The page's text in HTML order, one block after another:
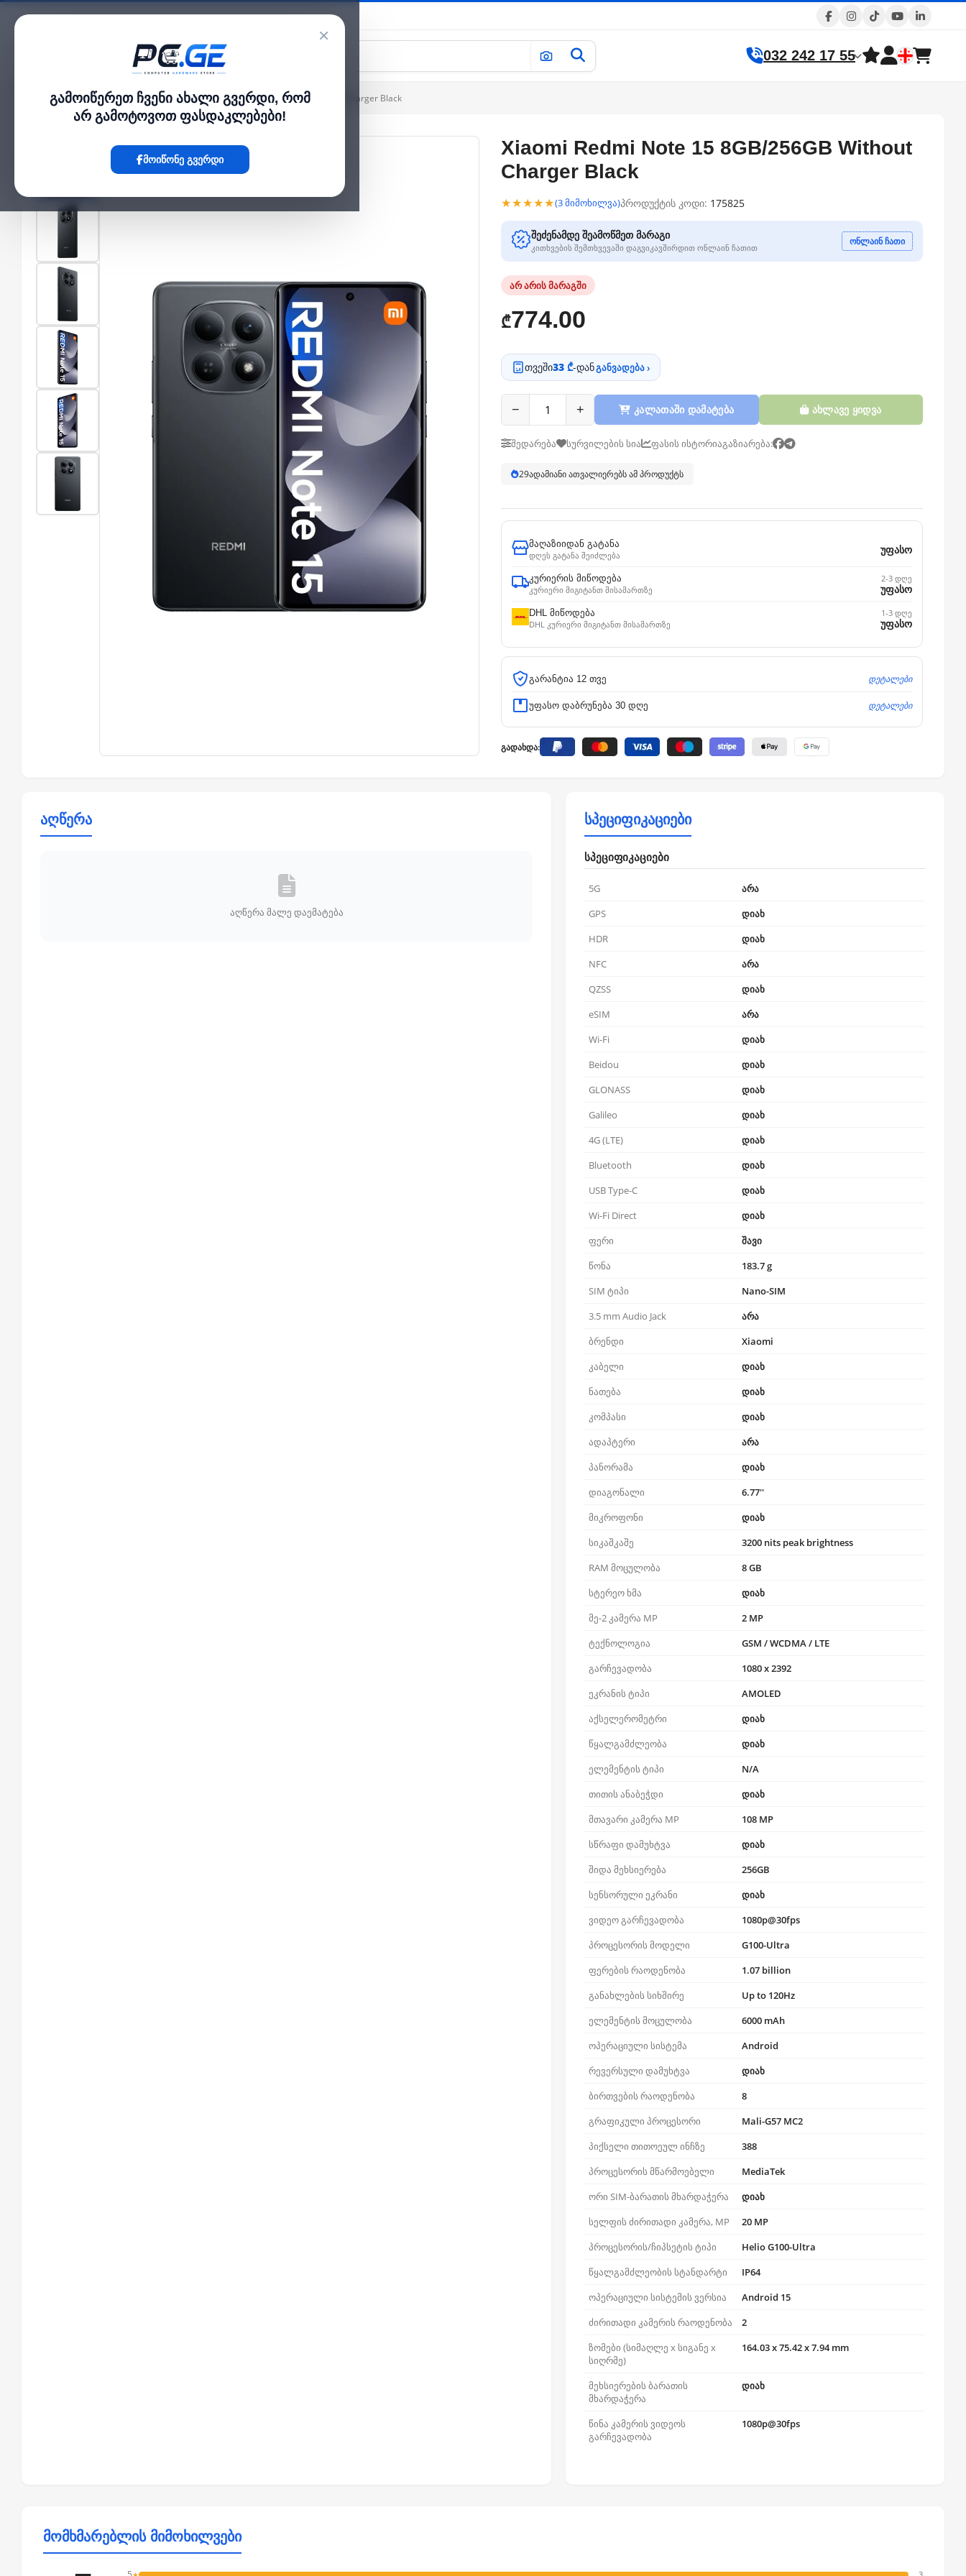
×
გამოიწერეთ ჩვენი ახალი გვერდი, რომ
არ გამოტოვოთ ფასდაკლებები!
მოიწონე გვერდი
კატალოგი 032 242 17 55
მთავარი›ტელეფონი და სმარტფონი›Xiaomi Redmi Note 15 8GB/256GB Without Charger Black
Xiaomi Redmi Note 15 8GB/256GB Without
Charger Black
★★★★★(3 მიმოხილვა)პროდუქტის კოდი: 175825
შეძენამდე შეამოწმეთ მარაგი
კითხვების შემთხვევაში დაგვიკავშირდით ონლაინ ჩათით
ონლაინ ჩათი
არ არის მარაგში
₾774.00
თვეში33 ₾-დანგანვადება ›
− + კალათაში დამატება ახლავე ყიდვა
შედარება სურვილების სია ფასის ისტორიაგაზიარება:
29ადამიანი ათვალიერებს ამ პროდუქტს
მაღაზიიდან გატანა
დღეს გატანა შეიძლება
უფასო
კურიერის მიწოდება
კურიერი მიგიტანთ მისამართზე
2-3 დღე
უფასო
DHL მიწოდება
DHL კურიერი მიგიტანთ მისამართზე
1-3 დღე
უფასო
გარანტია 12 თვე დეტალები
უფასო დაბრუნება 30 დღე დეტალები
გადახდა:
აღწერა
აღწერა მალე დაემატება
სპეციფიკაციები
სპეციფიკაციები
5G
არა
GPS
დიახ
HDR
დიახ
NFC
არა
QZSS
დიახ
eSIM
არა
Wi-Fi
დიახ
Beidou
დიახ
GLONASS
დიახ
Galileo
დიახ
4G (LTE)
დიახ
Bluetooth
დიახ
USB Type-C
დიახ
Wi-Fi Direct
დიახ
ფერი
შავი
წონა
183.7 g
SIM ტიპი
Nano-SIM
3.5 mm Audio Jack
არა
ბრენდი
Xiaomi
კაბელი
დიახ
ნათება
დიახ
კომპასი
დიახ
ადაპტერი
არა
პანორამა
დიახ
დიაგონალი
6.77''
მიკროფონი
დიახ
სიკაშკაშე
3200 nits peak brightness
RAM მოცულობა
8 GB
სტერეო ხმა
დიახ
მე-2 კამერა MP
2 MP
ტექნოლოგია
GSM / WCDMA / LTE
გარჩევადობა
1080 x 2392
ეკრანის ტიპი
AMOLED
აქსელერომეტრი
დიახ
წყალგამძლეობა
დიახ
ელემენტის ტიპი
N/A
თითის ანაბეჭდი
დიახ
მთავარი კამერა MP
108 MP
სწრაფი დამუხტვა
დიახ
შიდა მეხსიერება
256GB
სენსორული ეკრანი
დიახ
ვიდეო გარჩევადობა
1080p@30fps
პროცესორის მოდელი
G100-Ultra
ფერების რაოდენობა
1.07 billion
განახლების სიხშირე
Up to 120Hz
ელემენტის მოცულობა
6000 mAh
ოპერაციული სისტემა
Android
რევერსული დამუხტვა
დიახ
ბირთვების რაოდენობა
8
გრაფიკული პროცესორი
Mali-G57 MC2
პიქსელი თითოეულ ინჩზე
388
პროცესორის მწარმოებელი
MediaTek
ორი SIM-ბარათის მხარდაჭერა
დიახ
სელფის ძირითადი კამერა, MP
20 MP
პროცესორის/ჩიპსეტის ტიპი
Helio G100-Ultra
წყალგამძლეობის სტანდარტი
IP64
ოპერაციული სისტემის ვერსია
Android 15
ძირითადი კამერის რაოდენობა
2
ზომები (სიმაღლე x სიგანე x
სიღრმე)
164.03 x 75.42 x 7.94 mm
მეხსიერების ბარათის
მხარდაჭერა
დიახ
წინა კამერის ვიდეოს
გარჩევადობა
1080p@30fps
მომხმარებლის მიმოხილვები